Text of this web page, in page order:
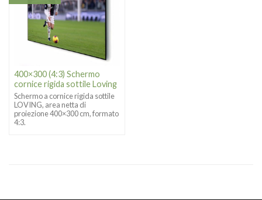
400×300 (4:3) Schermo
cornice rigida sottile Loving
Schermo a cornice rigida sottile
LOVING, area netta di
proiezione 400×300 cm, formato
4:3.